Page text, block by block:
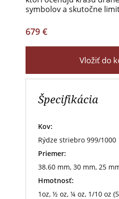
symbolov a skutočne
679 €
Vložiť do
Špecifikácia
Kov:
Rýdze striebro 999/1000
Priemer:
38.60 mm, 30 mm, 25
Hmotnosť:
1oz, ½ oz, ¼ oz, 1/10 oz